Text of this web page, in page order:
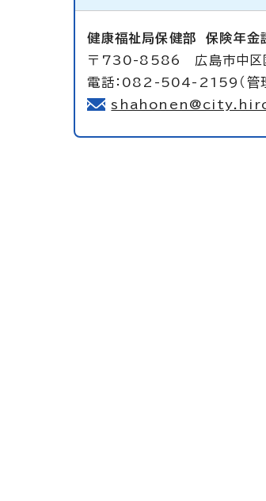
健康福祉局保健部保険年金
〒730-8586 広島市中区
電話：082-504-2159（管理